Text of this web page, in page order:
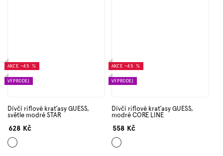
AKCE –45 %
VÝPRODEJ
Dívčí riflové kraťasy GUESS,
světle modré STAR
628 Kč
Světle
modrá
AKCE –45 %
VÝPRODEJ
Dívčí riflové kraťasy GUESS,
modré CORE LINE
558 Kč
Modrá